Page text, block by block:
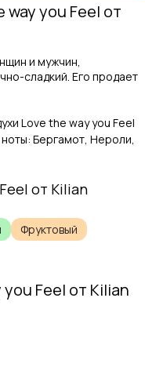
way you Feel от
и мужчин,
сладкий. Его продает
Love the way you Feel
Бергамот, Нероли,
от Kilian
Фруктовый
you Feel от Kilian